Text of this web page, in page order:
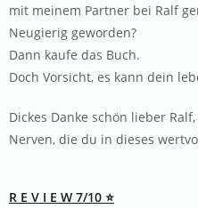
mit meinem Partner bei Ralf
Neugierig geworden?
Dann kaufe das Buch.
Doch Vorsicht, es kann dein
Dickes Danke schön lieber
Nerven, die du in dieses
R E V I E W 7/10 ⭐️